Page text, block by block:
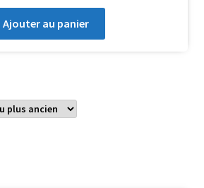
Ajouter au panier